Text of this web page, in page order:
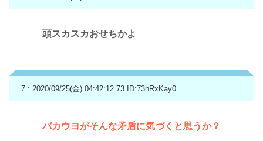
頭スカスカおせちかよ
7 : 2020/09/25(金) 04:42:12.73 ID:73nRxKay0
バカウヨがそんな矛盾に気づくと思うか？